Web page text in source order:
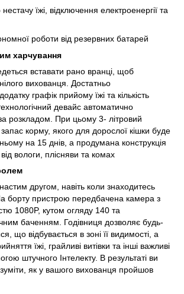
їжі, відключення електроенергії та
роботи від резервних батарей
харчування
вставати рано вранці, щоб
вихованця. Достатньо
графік прийому їжі та кількість
девайс автоматично
розкладом. При цьому 3- літровий
корму, якого для дорослої кішки буде
на 15 днів, а продумана конструкція
вологи, плісняви та комах
другом, навіть коли знаходитесь
борту пристрою передбачена камера з
1080P, кутом огляду 140 та
баченням. Годівниця дозволяє будь-
що відбувається в зоні її видимості, а
їжі, грайливі витівки та інші важливі
штучного Інтелекту. В результаті ви
як у вашого вихованця пройшов